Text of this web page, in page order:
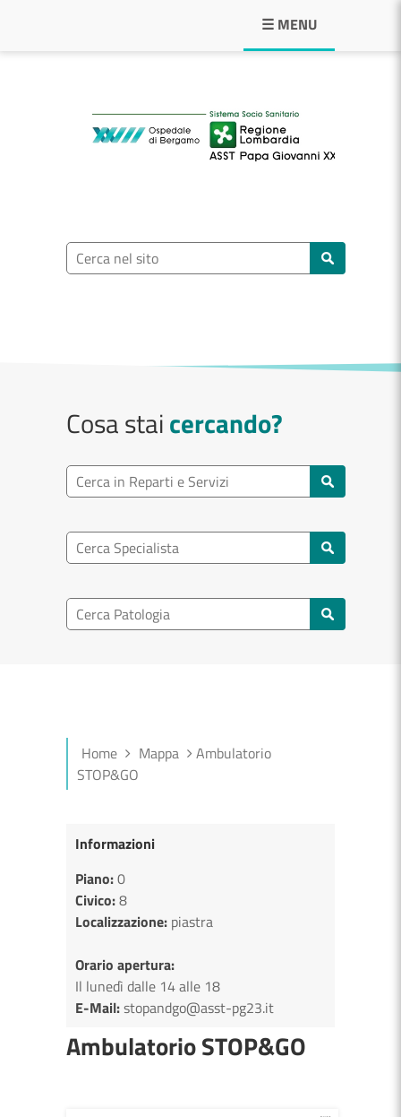
☰ MENU
ASST Papa
Ricerca nel sito
Cosa staicercando?
Ricerca reparto
Ricerca specialisti
Ricerca nel patologia
Home Mappa
Ambulatorio
STOP&GO
Informazioni
Piano:0
Civico:8
Localizzazione: piastra
Orario apertura:
Il lunedì dalle 14 alle 18
E-Mail:stopandgo@asst-pg23.it
Ambulatorio STOP&GO